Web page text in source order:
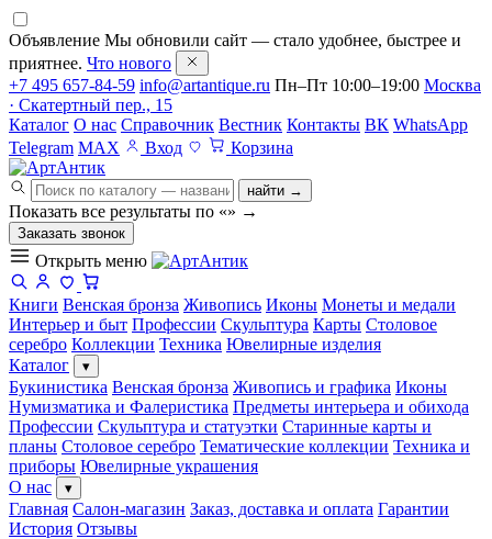
Объявление Мы обновили сайт — стало удобнее, быстрее и
приятнее. Что нового
+7 495 657-84-59 info@artantique.ru Пн–Пт 10:00–19:00 Москва
· Скатертный пер., 15
Каталог О нас Справочник Вестник Контакты ВК WhatsApp
Telegram MAX Вход Корзина
найти →
Показать все результаты по «» →
Заказать звонок
Открыть меню
Книги Венская бронза Живопись Иконы Монеты и медали
Интерьер и быт Профессии Скульптура Карты Столовое
серебро Коллекции Техника Ювелирные изделия
Каталог
▾
Букинистика Венская бронза Живопись и графика Иконы
Нумизматика и Фалеристика Предметы интерьера и обихода
Профессии Скульптура и статуэтки Старинные карты и
планы Столовое серебро Тематические коллекции Техника и
приборы Ювелирные украшения
О нас
▾
Главная Салон-магазин Заказ, доставка и оплата Гарантии
История Отзывы